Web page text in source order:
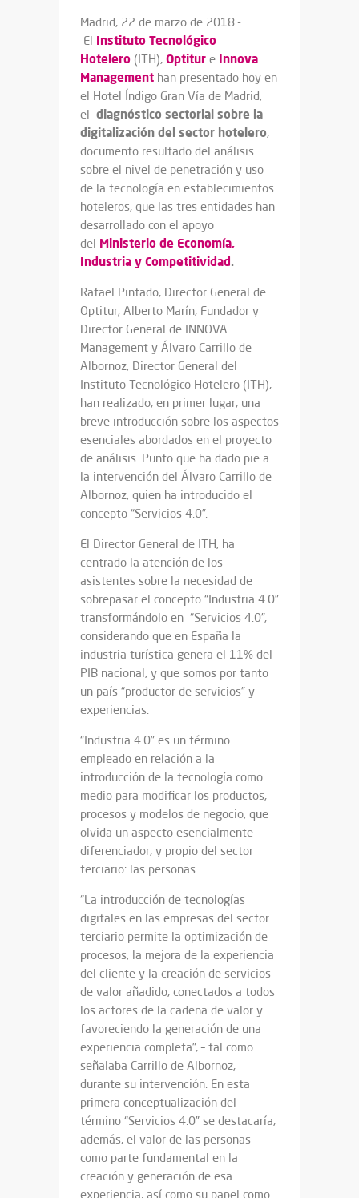
Madrid, 22 de marzo de 2018.-
El Instituto Tecnológico
Hotelero (ITH), Optitur e Innova
Management han presentado hoy en
el Hotel Índigo Gran Vía de Madrid,
el diagnóstico sectorial sobre la
digitalización del sector hotelero,
documento resultado del análisis
sobre el nivel de penetración y uso
de la tecnología en establecimientos
hoteleros, que las tres entidades han
desarrollado con el apoyo
del Ministerio de Economía,
Industria y Competitividad.
Rafael Pintado, Director General de
Optitur; Alberto Marín, Fundador y
Director General de INNOVA
Management y Álvaro Carrillo de
Albornoz, Director General del
Instituto Tecnológico Hotelero (ITH),
han realizado, en primer lugar, una
breve introducción sobre los aspectos
esenciales abordados en el proyecto
de análisis. Punto que ha dado pie a
la intervención del Álvaro Carrillo de
Albornoz, quien ha introducido el
concepto “Servicios 4.0”.
El Director General de ITH, ha
centrado la atención de los
asistentes sobre la necesidad de
sobrepasar el concepto “Industria 4.0”
transformándolo en “Servicios 4.0”,
considerando que en España la
industria turística genera el 11% del
PIB nacional, y que somos por tanto
un país “productor de servicios” y
experiencias.
“Industria 4.0” es un término
empleado en relación a la
introducción de la tecnología como
medio para modificar los productos,
procesos y modelos de negocio, que
olvida un aspecto esencialmente
diferenciador, y propio del sector
terciario: las personas.
“La introducción de tecnologías
digitales en las empresas del sector
terciario permite la optimización de
procesos, la mejora de la experiencia
del cliente y la creación de servicios
de valor añadido, conectados a todos
los actores de la cadena de valor y
favoreciendo la generación de una
experiencia completa”, – tal como
señalaba Carrillo de Albornoz,
durante su intervención. En esta
primera conceptualización del
término “Servicios 4.0” se destacaría,
además, el valor de las personas
como parte fundamental en la
creación y generación de esa
experiencia, así como su papel como